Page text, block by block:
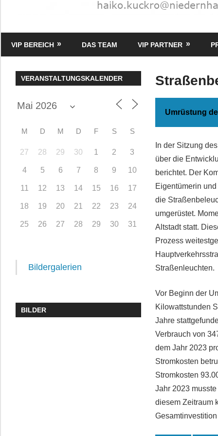
–
Media
VIP BEREICH DAS TEAM VIP PARTNER
Umrüstung
In der Sitzung
über die
berichtet. Der
Eigentümerin
die
umgerüstet.
Altstadt statt.
Prozess
Straßenleuchten.
Vor Beginn der
Kilowattstunden
Jahre
Verbrauch von
dem Jahr 2023
Stromkosten
Stromkosten
Jahr 2023
diesem Zeitraum
VERANSTALTUNGSKALENDER
M D M D F S S
27 28 29 30 1 2 3
4 5 6 7 8 9 10
11 12 13 14 15 16 17
18 19 20 21 22 23 24
25 26 27 28 29 30 31
Bildergalerien
BILDER